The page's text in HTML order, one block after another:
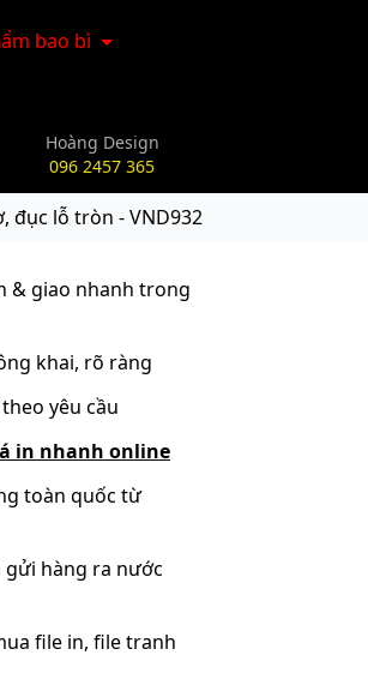
bao bì
Hoàng Design
096 2457 365
đục lỗ tròn - VND932
& giao nhanh trong
khai, rõ ràng
yêu cầu
in nhanh online
toàn quốc từ
gửi hàng ra nước
file in, file tranh